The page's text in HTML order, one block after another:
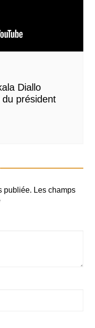
Diallo
président
publiée. Les champs